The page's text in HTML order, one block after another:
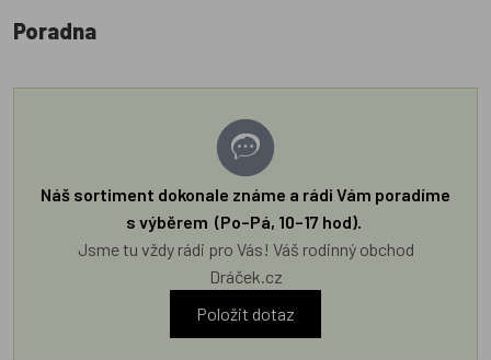
Poradna
Náš sortiment dokonale známe a rádi Vám poradíme
s výběrem (Po–Pá, 10–17 hod).
Jsme tu vždy rádi pro Vás! Váš rodinný obchod
Dráček.cz
Položit dotaz